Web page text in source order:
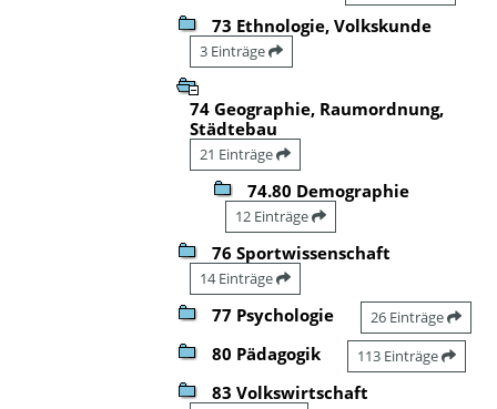
73 Ethnologie, Volkskunde
3 Einträge
74 Geographie, Raumordnung,
Städtebau
21 Einträge
74.80 Demographie
12 Einträge
76 Sportwissenschaft
14 Einträge
77 Psychologie 26 Einträge
80 Pädagogik 113 Einträge
83 Volkswirtschaft